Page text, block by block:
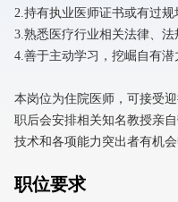
2.持有执业医师证书或有过规
3.熟悉医疗行业相关法律、
4.善于主动学习，挖崛自有潜
本岗位为住院医师，可接受
职后会安排相关知名教授亲
技术和各项能力突出者有机会
职位要求